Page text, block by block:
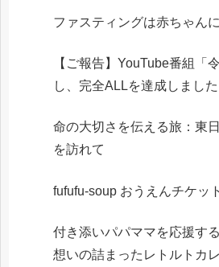
ファスティングは赤ちゃん
【ご報告】YouTube番組「
し、完全ALLを達成しました
命の大切さを伝える旅：東
を訪れて
fufufu-soup おうえんチケッ
付き添いパパママを応援す
想いの詰まったレトルトカ